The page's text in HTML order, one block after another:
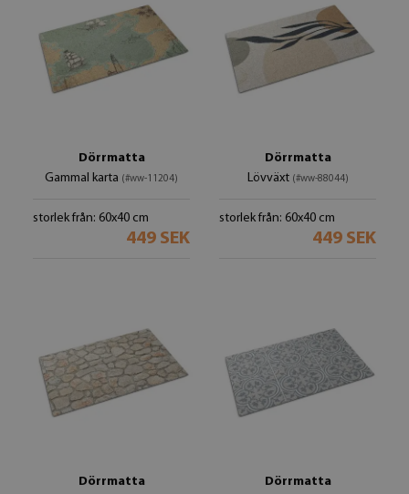
Dörrmatta
Gammal karta (#ww-11204)
storlek från: 60x40 cm
449 SEK
Dörrmatta
Lövväxt (#ww-88044)
storlek från: 60x40 cm
449 SEK
Dörrmatta
Dörrmatta